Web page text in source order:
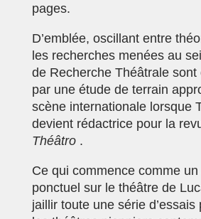
pages.
D’emblée, oscillant entre
les recherches menées au
de Recherche Théâtrale sont
par une étude de terrain
scène internationale lorsque
devient rédactrice pour la
Théâtro .
Ce qui commence comme
ponctuel sur le théâtre de
jaillir toute une série